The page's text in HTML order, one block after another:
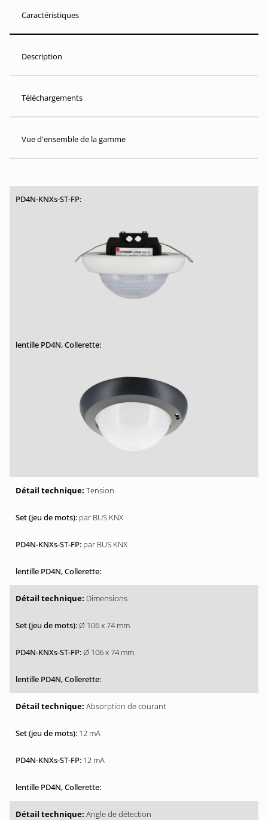
Caractéristiques
Description
Téléchargements
Vue d'ensemble de la gamme
Tension
par BUS KNX
par BUS KNX
Dimensions
Ø 106 x 74 mm
Ø 106 x 74 mm
Absorption de courant
12 mA
12 mA
Angle de détection